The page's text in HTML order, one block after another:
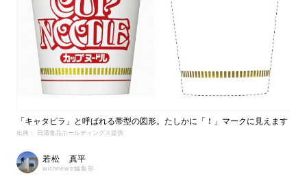
「キャタピラ」と呼ばれる帯型の図形。たしかに「！」マークに見えます
出典： 日清食品ホールディングス提供
若松 真平
withnews編集部